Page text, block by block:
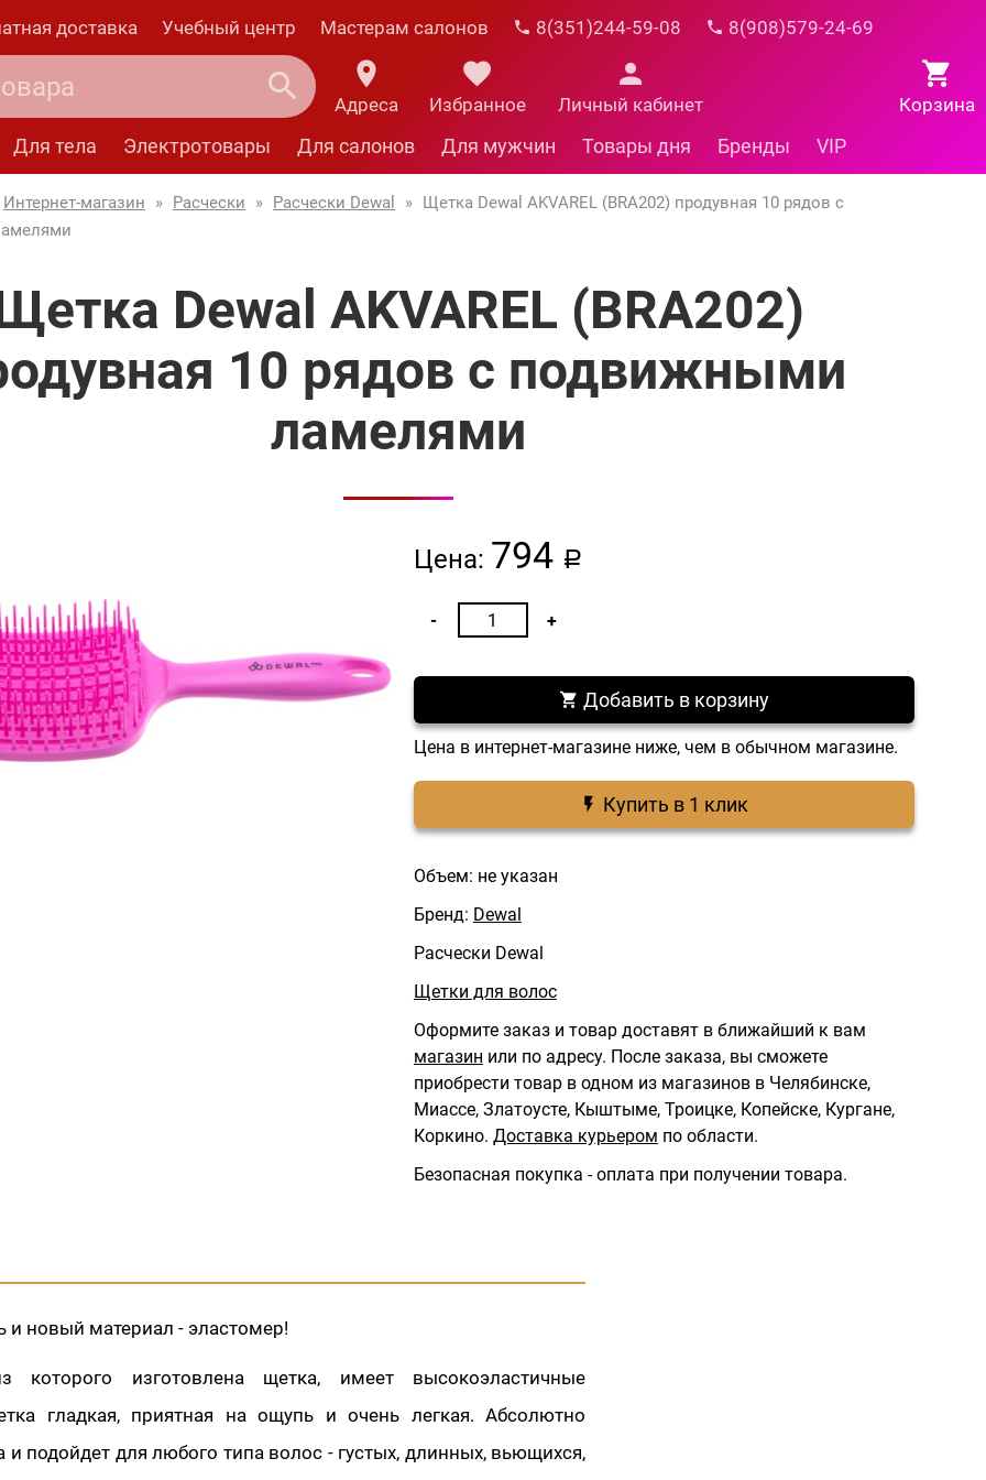
доставка Учебный центр Мастерам салонов 8(351)244-59-08 8(908)579-24-69
Корзина
Адреса Избранное Личный кабинет
Для тела Электротовары Для салонов Для мужчин Товары дня Бренды VIP
Интернет-магазин » Расчески » Расчески Dewal » Щетка Dewal AKVAREL (BRA202) продувная 10 рядов с
Dewal AKVAREL (BRA202)
10 рядов с подвижными
ламелями
Цена: 794 a
Добавить в корзину
Цена в интернет-магазине ниже, чем в обычном магазине.
Купить в 1 клик
Объем: не указан
Бренд: Dewal
Расчески Dewal
Щетки для волос
Оформите заказ и товар доставят в ближайший к вам
магазин или по адресу. После заказа, вы сможете
приобрести товар в одном из магазинов в Челябинске,
Миассе, Златоусте, Кыштыме, Троицке, Копейске, Кургане,
Коркино. Доставка курьером по области.
Безопасная покупка - оплата при получении товара.
и новый материал - эластомер!
которого изготовлена щетка, имеет высокоэластичные
гладкая, приятная на ощупь и очень легкая. Абсолютно
и подойдет для любого типа волос - густых, длинных, вьющихся,